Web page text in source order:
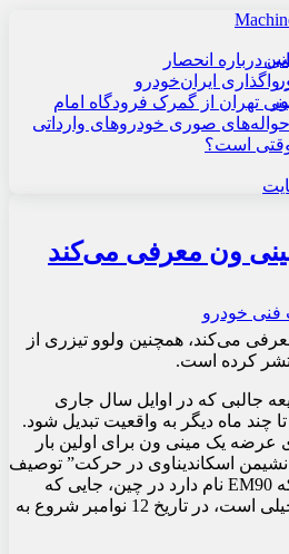
فنی خودرو
درباره انحصار
واگذاری ایران‌خودرو
تهران از گمرک فرودگاه امام
صوری خودروهای وارداتی
است؟
ون معرفی می‌کند
می‌کند، همچنین ولوو تیزری از
کرده است.
جالبی که در اوایل سال جاری
ماه دیگر به واقعیت تبدیل شود.
عرضه یک مینی ون برای اولین بار
نشیمن اسکاندیناوی در حرکت” توصیف
می کند. این خودرو سوئدی که EM90 نام دارد در چین، جایی که
محل استقرار شرکت مادر جیلی است، در تاریخ 12 نوامبر شروع به